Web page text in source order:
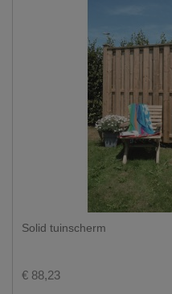
Solid tuinscherm
€ 88,23